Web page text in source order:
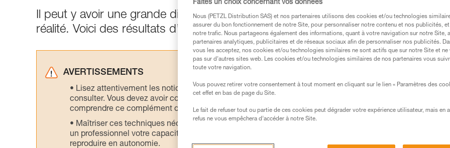
Il peut y avoir une grande différence entre l’efficacité théorique d’un mouflage et
réalité. Voici des résultats d’essais réalisés au laboratoire Petzl.
AVERTISSEMENTS
Lisez attentivement les notices techniques des produits utilisés dans ce conseil avant de le
consulter. Vous devez avoir compris les informations de la notice technique pour pouvoir
comprendre ce complément d’informations.
Maîtriser ces techniques nécessite une formation et un entraînement spécifique. Validez avec
un professionnel votre capacité à refaire la manipulation, seul, en toute sécurité, avant de la
reproduire en autonomie.
Faites un choix concernant vos données
Nous (PETZL Distribution SAS) et nos partenaires utilisons des cookies et/ou technologies
assurer du bon fonctionnement de notre Site, pour personnaliser notre contenu et nos publicités,
notre trafic. Nous partageons également des informations, quant à votre navigation sur notre Site,
partenaires analytiques, publicitaires et de réseaux sociaux afin de personnaliser nos publicités.
vous les acceptez, nos cookies et/ou technologies similaires ne sont actifs que sur notre Site et ne
pas sur d’autres sites web. Les cookies et/ou technologies similaires de nos partenaires vous
toute votre navigation.
Vous pouvez retirer votre consentement à tout moment en cliquant sur le lien « Paramètres des
cet effet en bas de page du Site.
Le fait de refuser tout ou partie de ces cookies peut dégrader votre expérience utilisateur, mais en
refus ne vous empêchera d’accéder à notre Site.